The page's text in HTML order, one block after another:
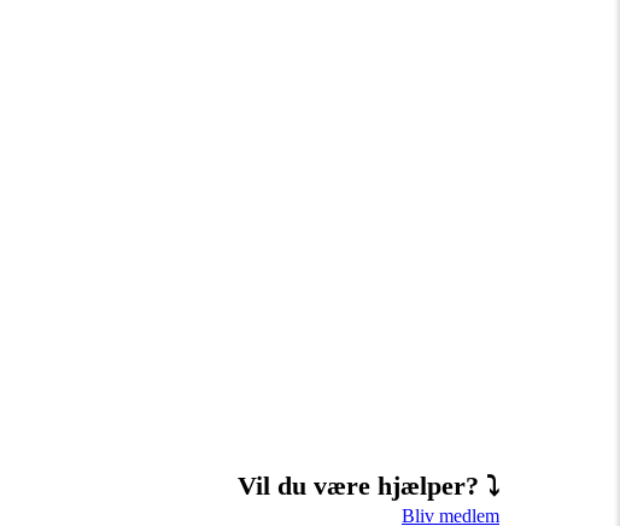
Vil du være hjælper? ⤵
Bliv medlem